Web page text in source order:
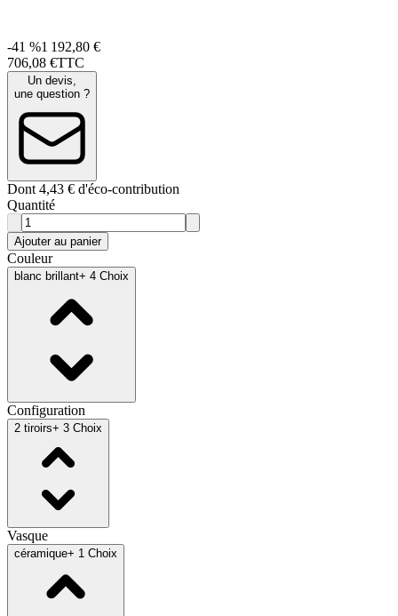
-41 %1 192,80 €
706,08 €TTC
Un devis,
une question ?
Dont 4,43 € d'éco-contribution
Quantité
Ajouter au panier
Couleur
blanc brillant+ 4 Choix
Configuration
2 tiroirs+ 3 Choix
Vasque
céramique+ 1 Choix